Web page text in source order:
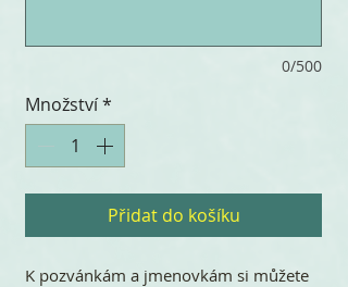
0/500
Množství*
Přidat do košíku
K pozvánkám a jmenovkám si můžete